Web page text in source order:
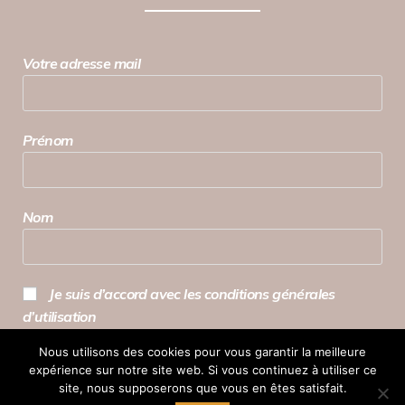
Votre adresse mail
Prénom
Nom
Je suis d’accord avec les conditions générales
d’utilisation
Nous utilisons des cookies pour vous garantir la meilleure
expérience sur notre site web. Si vous continuez à utiliser ce
site, nous supposerons que vous en êtes satisfait.